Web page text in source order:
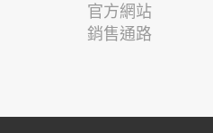
官方網站
銷售通路